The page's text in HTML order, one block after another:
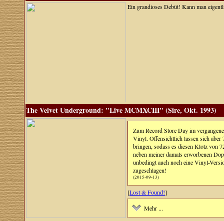
Ein grandioses Debüt! Kann man
The Velvet Underground: "Live MCMXCIII" (Sire, Okt. 1993)
Zum Record Store Day im
Vinyl. Offensichtlich lassen sich
bringen, sodass es diesen Klotz von
neben meiner damals erworbenen
unbedingt auch noch eine Vinyl-
zugeschlagen!
(2015-09-13)
[Lost & Found!]
Mehr ...